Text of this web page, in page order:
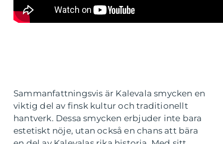
Sammanfattningsvis är Kalevala smycken en
viktig del av finsk kultur och traditionellt
hantverk. Dessa smycken erbjuder inte bara
estetiskt nöje, utan också en chans att bära